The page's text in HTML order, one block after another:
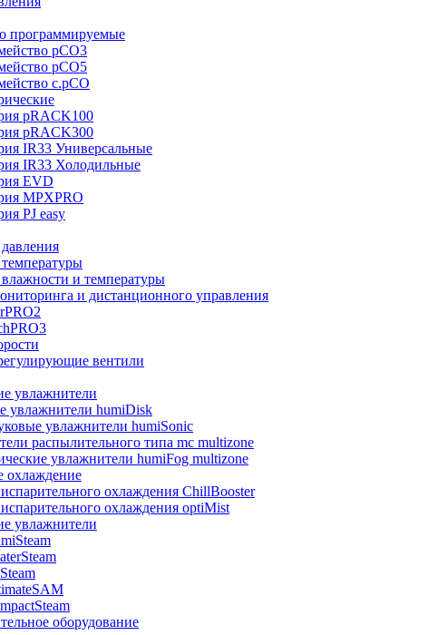
программируемые
pCO3
pCO5
c.pCO
pRACK100
pRACK300
IR33 Универсальные
IR33 Холодильные
EVD
MPXPRO
PJ easy
и температуры
и дистанционного управления
вентили
увлажнители
увлажнители humiDisk
увлажнители humiSonic
распылительного типа mc multizone
увлажнители humiFog multizone
охлаждение
охлаждения ChillBooster
охлаждения optiMist
увлажнители
оборудование